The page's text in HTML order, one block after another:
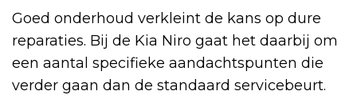
Goed onderhoud verkleint de kans op dure
reparaties. Bij de Kia Niro gaat het daarbij om
een aantal specifieke aandachtspunten die
verder gaan dan de standaard servicebeurt.